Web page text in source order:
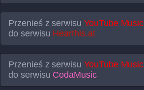
Przenieś z serwisu YouTube Music
do serwisu Hearthis.at
Przenieś z serwisu YouTube Music
do serwisu CodaMusic